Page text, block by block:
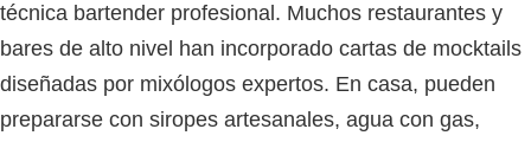
técnica bartender profesional. Muchos restaurantes y
bares de alto nivel han incorporado cartas de mocktails
diseñadas por mixólogos expertos. En casa, pueden
prepararse con siropes artesanales, agua con gas,